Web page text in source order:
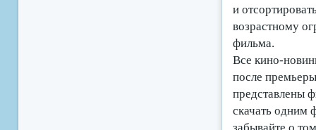
и
возрастному
фильма.
Все кино-
после
представлены
скачать одним